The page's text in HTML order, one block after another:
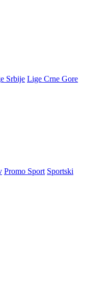
Srbije Lige Crne Gore
Promo Sport Sportski